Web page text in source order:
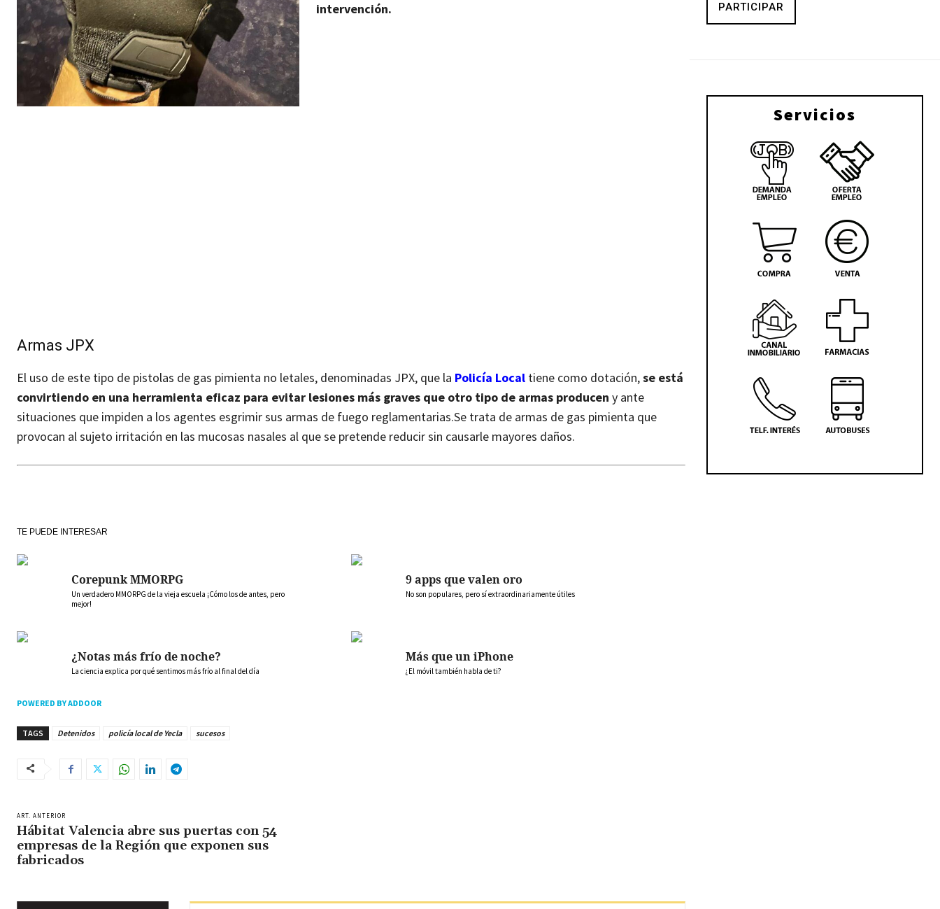
intervención.
Armas JPX
El uso de este tipo de pistolas de gas pimienta no letales, denominadas JPX, que la Policía Local tiene como dotación,se está
convirtiendo en una herramienta eficaz para evitar lesiones más graves que otro tipo de armas producen y ante
situaciones que impiden a los agentes esgrimir sus armas de fuego reglamentarias.Se trata de armas de gas pimienta que
provocan al sujeto irritación en las mucosas nasales al que se pretende reducir sin causarle mayores daños.
TE PUEDE INTERESAR
Corepunk MMORPG
Un verdadero MMORPG de la vieja escuela ¡Cómo los de antes, pero
mejor!
9 apps que valen oro
No son populares, pero sí extraordinariamente útiles
¿Notas más frío de noche?
La ciencia explica por qué sentimos más frío al final del día
Más que un iPhone
¿El móvil también habla de ti?
POWERED BY ADDOOR
TAGS Detenidos policía local de Yecla sucesos
ART. ANTERIOR
Hábitat Valencia abre sus puertas con 54
empresas de la Región que exponen sus
fabricados
PARTICIPAR
Servicios